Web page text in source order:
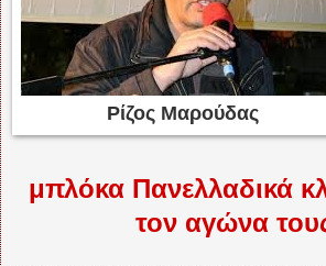
Ρίζος Μαρούδας
μπλόκα Πανελλαδικά
τον αγώνα